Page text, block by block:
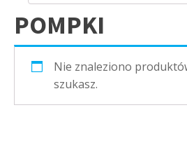
POMPKI
Nie znaleziono
szukasz.